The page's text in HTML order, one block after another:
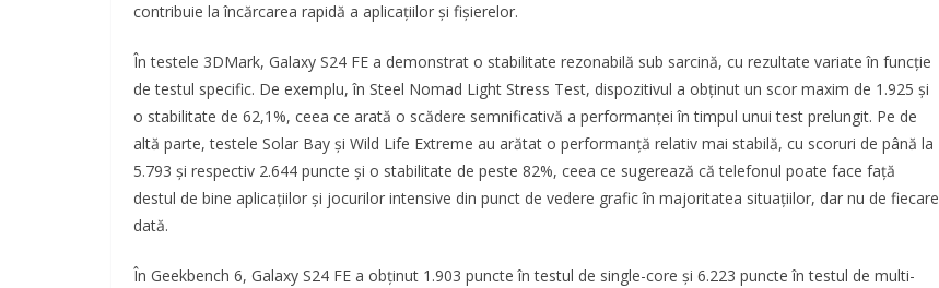
contribuie la încărcarea rapidă a aplicațiilor și fișierelor.
În testele 3DMark, Galaxy S24 FE a demonstrat o stabilitate rezonabilă sub sarcină, cu rezultate variate în funcție
de testul specific. De exemplu, în Steel Nomad Light Stress Test, dispozitivul a obținut un scor maxim de 1.925 și
o stabilitate de 62,1%, ceea ce arată o scădere semnificativă a performanței în timpul unui test prelungit. Pe de
altă parte, testele Solar Bay și Wild Life Extreme au arătat o performanță relativ mai stabilă, cu scoruri de până la
5.793 și respectiv 2.644 puncte și o stabilitate de peste 82%, ceea ce sugerează că telefonul poate face față
destul de bine aplicațiilor și jocurilor intensive din punct de vedere grafic în majoritatea situațiilor, dar nu de fiecare
dată.
În Geekbench 6, Galaxy S24 FE a obținut 1.903 puncte în testul de single-core și 6.223 puncte în testul de multi-